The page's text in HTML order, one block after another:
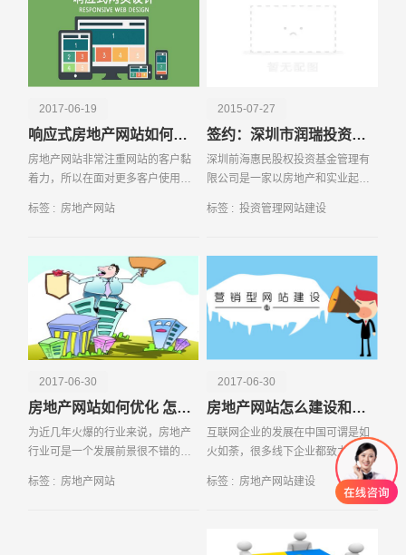
2015-07-27
签约：深圳市润瑞投资管理有限公司
深圳前海惠民股权投资基金管理有
限公司是一家以房地产和实业起
公司借助于雄厚的资金实力和多年
在金融领域的投资。
标签 : 投资管理网站建设
2017-06-19
响应式房地产网站如何提高对客户的黏着力
房地产网站非常注重网站的客户黏
着力，所以在面对更多客户使用移
随时有响应的网站恰恰是提高网站
标签 : 房地产网站
2017-06-30
房地产网站怎么建设和经营
互联网企业的发展在中国可谓是如
火如荼，很多线下企业都致力于打
造属于自己的营销型网站，一个好
的营销型网站，不仅能够起到宣传
和推广企业的作用，还能够为企业
标签 : 房地产网站建设
2017-06-30
房地产网站如何优化 怎么吸引消费者
为近几年火爆的行业来说，房地产
行业可是一个发展前景很不错的行
要获得更多消费者的信赖以及品牌
标签 : 房地产网站
电话